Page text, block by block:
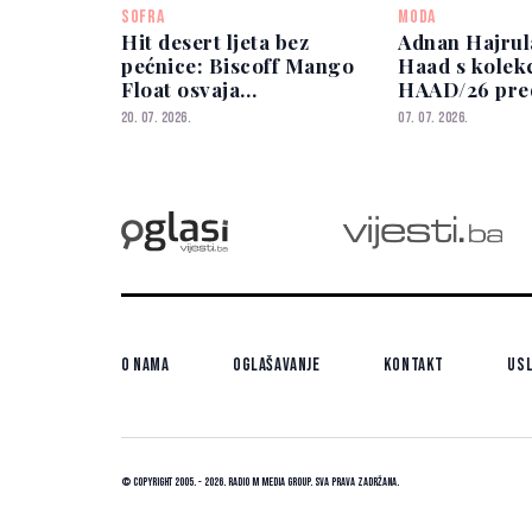
SOFRA
Hit desert ljeta bez
pećnice: Biscoff Mango
Float osvaja
jednostavnošću i okusom
20. 07. 2026.
MODA
Adnan
Haad s
HAAD/26
Bosnu i
07. 07. 2026.
O nama Oglašavanje Kontakt
© Copyright 2005. - 2026. Radio M Media Group.Sva prava zadržana.